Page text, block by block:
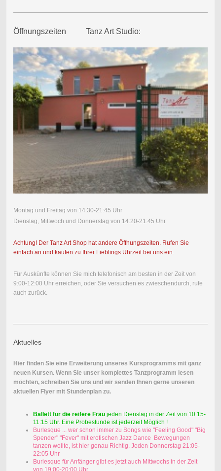
Öffnungszeiten Tanz Art Studio:
Montag und Freitag von 14:30-21:45 Uhr
Dienstag, Mittwoch und Donnerstag von 14:20-21:45 Uhr
Achtung! Der Tanz Art Shop hat andere Öffnungszeiten. Rufen Sie
einfach an und kaufen zu Ihrer Lieblings Uhrzeit bei uns ein.
Für Auskünfte können Sie mich telefonisch am besten in der Zeit von
9:00-12:00 Uhr erreichen, oder Sie versuchen es zwieschendurch, rufe
auch zurück.
Aktuelles
Hier finden Sie eine Erweiterung unseres Kursprogramms mit ganz
neuen Kursen. Wenn Sie unser komplettes Tanzprogramm lesen
möchten, schreiben Sie uns und wir senden Ihnen gerne unseren
aktuellen Flyer mit Stundenplan zu.
Ballett für die reifere Fraujeden Dienstag in der Zeit von 10:15-
11:15 Uhr. Eine Probestunde ist jederzeit Möglich !
Burlesque ... wer schon immer zu Songs wie "Feeling Good" "Big
Spender" "Fever" mit erotischen Jazz Dance Bewegungen
tanzen wollte, ist hier genau Richtig. Jeden Donnerstag 21:05-
22:05 Uhr
Burlesque für Anfänger gibt es jetzt auch Mittwochs in der Zeit
von 19:00-20:00 Uhr